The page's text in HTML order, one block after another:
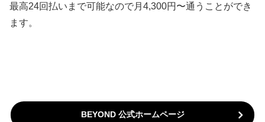
最高24回払いまで可能なので月4,300円〜通うことができ
ます。
BEYOND 公式ホームページ